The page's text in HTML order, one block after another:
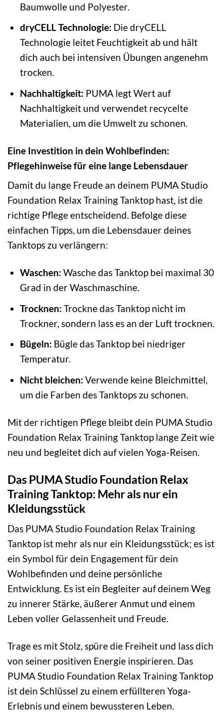
Baumwolle und Polyester.
dryCELL Technologie: Die dryCELL
Technologie leitet Feuchtigkeit ab und hält
dich auch bei intensiven Übungen angenehm
trocken.
Nachhaltigkeit: PUMA legt Wert auf
Nachhaltigkeit und verwendet recycelte
Materialien, um die Umwelt zu schonen.
Eine Investition in dein Wohlbefinden:
Pflegehinweise für eine lange Lebensdauer
Damit du lange Freude an deinem PUMA Studio
Foundation Relax Training Tanktop hast, ist die
richtige Pflege entscheidend. Befolge diese
einfachen Tipps, um die Lebensdauer deines
Tanktops zu verlängern:
Waschen: Wasche das Tanktop bei maximal 30
Grad in der Waschmaschine.
Trocknen: Trockne das Tanktop nicht im
Trockner, sondern lass es an der Luft trocknen.
Bügeln: Bügle das Tanktop bei niedriger
Temperatur.
Nicht bleichen: Verwende keine Bleichmittel,
um die Farben des Tanktops zu schonen.
Mit der richtigen Pflege bleibt dein PUMA Studio
Foundation Relax Training Tanktop lange Zeit wie
neu und begleitet dich auf vielen Yoga-Reisen.
Das PUMA Studio Foundation Relax
Training Tanktop: Mehr als nur ein
Kleidungsstück
Das PUMA Studio Foundation Relax Training
Tanktop ist mehr als nur ein Kleidungsstück; es ist
ein Symbol für dein Engagement für dein
Wohlbefinden und deine persönliche
Entwicklung. Es ist ein Begleiter auf deinem Weg
zu innerer Stärke, äußerer Anmut und einem
Leben voller Gelassenheit und Freude.
Trage es mit Stolz, spüre die Freiheit und lass dich
von seiner positiven Energie inspirieren. Das
PUMA Studio Foundation Relax Training Tanktop
ist dein Schlüssel zu einem erfüllteren Yoga-
Erlebnis und einem bewussteren Leben.